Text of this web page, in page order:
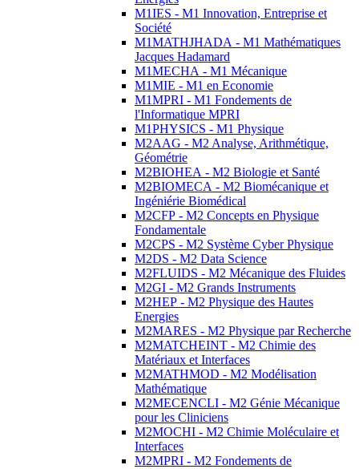
M1IES - M1 Innovation, Entreprise et
Société
M1MATHJHADA - M1 Mathématiques
Jacques Hadamard
M1MECHA - M1 Mécanique
M1MIE - M1 en Economie
M1MPRI - M1 Fondements de
l'Informatique MPRI
M1PHYSICS - M1 Physique
M2AAG - M2 Analyse, Arithmétique,
Géométrie
M2BIOHEA - M2 Biologie et Santé
M2BIOMECA - M2 Biomécanique et
Ingéniérie Biomédical
M2CFP - M2 Concepts en Physique
Fondamentale
M2CPS - M2 Système Cyber Physique
M2DS - M2 Data Science
M2FLUIDS - M2 Mécanique des Fluides
M2GI - M2 Grands Instruments
M2HEP - M2 Physique des Hautes
Energies
M2MARES - M2 Physique par Recherche
M2MATCHEINT - M2 Chimie des
Matériaux et Interfaces
M2MATHMOD - M2 Modélisation
Mathématique
M2MECENCLI - M2 Génie Mécanique
pour les Cliniciens
M2MOCHI - M2 Chimie Moléculaire et
Interfaces
M2MPRI - M2 Fondements de